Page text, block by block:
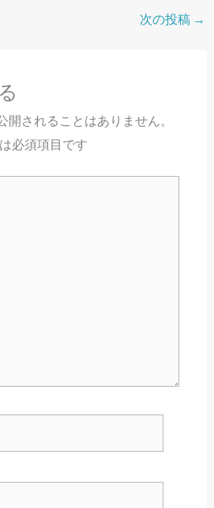
次の投稿 →
開されることはありません。
必須項目です